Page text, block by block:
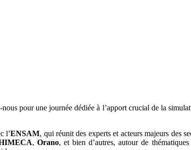
pour une journée dédiée à l’apport crucial de la
l’ENSAM, qui réunit des experts et acteurs majeurs des
,Orano, et bien d’autres, autour de